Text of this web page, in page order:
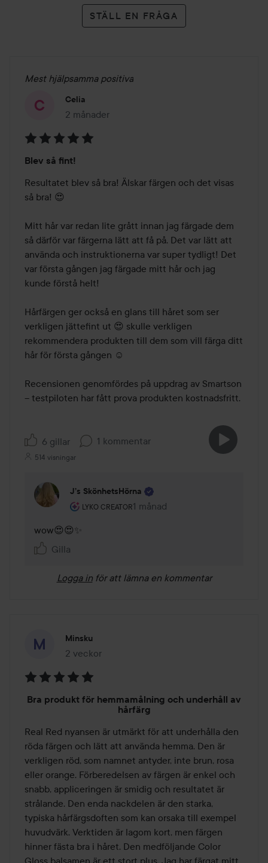
STÄLL EN FRÅGA
Mest hjälpsamma positiva
Celia
2 månader
Inlägget skapades 2 månader
5
av
5
Blev så fint!
Resultatet blev så bra! Älskar färgen och det visas
så bra! 😍
Mitt hår var redan lite grått innan jag färgade dem
så därför var färgerna lätt att få på. Det var lätt att
använda och instruktionerna var super tydligt! Det
var första gången jag färgade mitt hår och jag
kunde förstå helt!
Hårfärgen ger också en glans till håret som ser
verkligen jättefint ut 😍 skulle verkligen
rekommendera produkten till dem som vill färga ditt
hår för första gången ☺️
Recensionen genomfördes på uppdrag av Smartson
– testpiloten har fått prova produkten kostnadsfritt.
6 gillar 1 kommentar
514 visningar
J’s SkönhetsHörna
LYKO CREATOR
Användarens roll: Lyko Creator.
1 månad
Kommentaren lades 1 månad
wow😍😍✨
Gilla
Logga in för att lämna en kommentar
Minsku
2 veckor
Inlägget skapades 2 veckor
5
5
Bra produkt för hemmamålning och underhåll av
hårfärg
Real Red nyansen är utmärkt för att underhålla den
röda färgen och lätt att använda hemma. Den är
verkligen röd, som namnet antyder, inte brun, rosa
eller orange. Förberedelsen av färgen är enkel och
snabb, appliceringen är smidig och resultatet är
strålande. Den enda nackdelen är den starka,
typiska hårfärgsdoften som kan orsaka till exempel
huvudvärk. Verktiden är lagom kort, men färgen
hinner fästa bra i håret. Den medföljande Color